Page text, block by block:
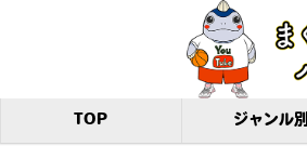
TOP ジャンル別